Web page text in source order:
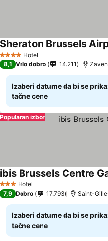
4 ZvezdiceHotel
Sheraton Brussels
8,1 Vrlo dobro 14.211
Izaberi datume da bi se
tačne cene
Popularan izbor
3 Zvezdice
Hotel
ibis Brussels Centre
7,9 Dobro 17.793 Saint-
Izaberi datume da bi se
tačne cene